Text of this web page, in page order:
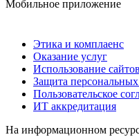
Мобильное приложение
Этика и комплаенс
Оказание услуг
Использование сайтов
Защита
Пользовательское
ИТ аккредитация
На информационном